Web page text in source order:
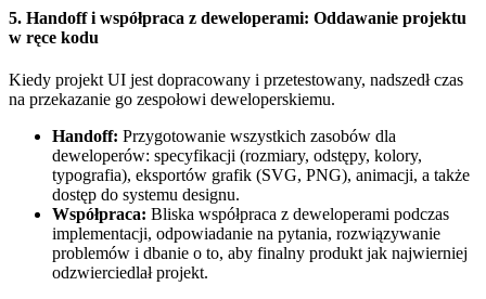
5. Handoff i współpraca z deweloperami: Oddawanie projektu
w ręce kodu
Kiedy projekt UI jest dopracowany i przetestowany, nadszedł czas
na przekazanie go zespołowi deweloperskiemu.
Handoff: Przygotowanie wszystkich zasobów dla
deweloperów: specyfikacji (rozmiary, odstępy, kolory,
typografia), eksportów grafik (SVG, PNG), animacji, a także
dostęp do systemu designu.
Współpraca: Bliska współpraca z deweloperami podczas
implementacji, odpowiadanie na pytania, rozwiązywanie
problemów i dbanie o to, aby finalny produkt jak najwierniej
odzwierciedlał projekt.